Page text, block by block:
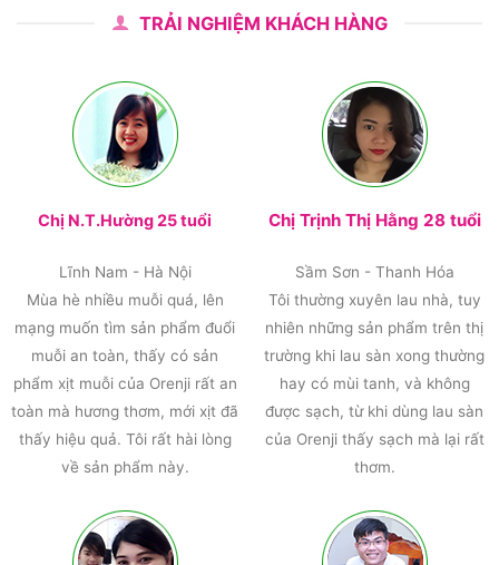
TRẢI NGHIỆM KHÁCH HÀNG
Chị N.T.Hường 25 tuổi
Lĩnh Nam - Hà Nội
Mùa hè nhiều muỗi quá, lên
mạng muốn tìm sản phẩm đuổi
muỗi an toàn, thấy có sản
phẩm xịt muỗi của Orenji rất an
toàn mà hương thơm, mới xịt đã
thấy hiệu quả. Tôi rất hài lòng
về sản phẩm này.
Chị Trịnh Thị Hằng 28 tuổi
Sầm Sơn - Thanh Hóa
Tôi thường xuyên lau nhà, tuy
nhiên những sản phẩm trên thị
trường khi lau sàn xong thường
hay có mùi tanh, và không
được sạch, từ khi dùng lau sàn
của Orenji thấy sạch mà lại rất
thơm.